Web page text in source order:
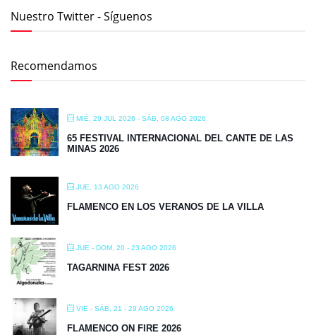
Nuestro Twitter - Síguenos
Recomendamos
MIÉ, 29 JUL 2026 - SÁB, 08 AGO 2026
65 FESTIVAL INTERNACIONAL DEL CANTE DE LAS
MINAS 2026
JUE, 13 AGO 2026
FLAMENCO EN LOS VERANOS DE LA VILLA
JUE - DOM, 20 - 23 AGO 2026
TAGARNINA FEST 2026
VIE - SÁB, 21 - 29 AGO 2026
FLAMENCO ON FIRE 2026